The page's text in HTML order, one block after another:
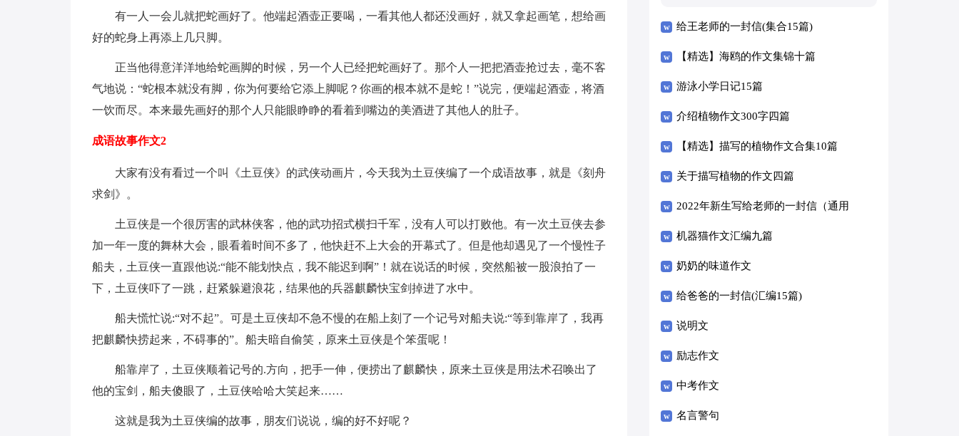
有一人一会儿就把蛇画好了。他端起酒壶正要喝，一看其他人都还没画好，就又拿起画笔，想给画
好的蛇身上再添上几只脚。
正当他得意洋洋地给蛇画脚的时候，另一个人已经把蛇画好了。那个人一把把酒壶抢过去，毫不客
气地说：“蛇根本就没有脚，你为何要给它添上脚呢？你画的根本就不是蛇！”说完，便端起酒壶，将酒
一饮而尽。本来最先画好的那个人只能眼睁睁的看着到嘴边的美酒进了其他人的肚子。
成语故事作文2
大家有没有看过一个叫《土豆侠》的武侠动画片，今天我为土豆侠编了一个成语故事，就是《刻舟
求剑》。
土豆侠是一个很厉害的武林侠客，他的武功招式横扫千军，没有人可以打败他。有一次土豆侠去参
加一年一度的舞林大会，眼看着时间不多了，他快赶不上大会的开幕式了。但是他却遇见了一个慢性子
船夫，土豆侠一直跟他说:“能不能划快点，我不能迟到啊”！就在说话的时候，突然船被一股浪拍了一
下，土豆侠吓了一跳，赶紧躲避浪花，结果他的兵器麒麟快宝剑掉进了水中。
船夫慌忙说:“对不起”。可是土豆侠却不急不慢的在船上刻了一个记号对船夫说:“等到靠岸了，我再
把麒麟快捞起来，不碍事的”。船夫暗自偷笑，原来土豆侠是个笨蛋呢！
船靠岸了，土豆侠顺着记号的.方向，把手一伸，便捞出了麒麟快，原来土豆侠是用法术召唤出了
他的宝剑，船夫傻眼了，土豆侠哈哈大笑起来……
这就是我为土豆侠编的故事，朋友们说说，编的好不好呢？
给王老师的一封信(集合15篇)
【精选】海鸥的作文集锦十篇
游泳小学日记15篇
介绍植物作文300字四篇
【精选】描写的植物作文合集10篇
关于描写植物的作文四篇
2022年新生写给老师的一封信（通用
8篇）
机器猫作文汇编九篇
奶奶的味道作文
给爸爸的一封信(汇编15篇)
说明文
励志作文
中考作文
名言警句